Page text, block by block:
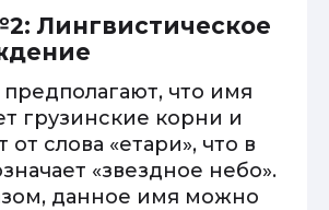
Лингвистическое
что имя
грузинские корни и
от слова «етари», что в
«звездное небо».
данное имя можно